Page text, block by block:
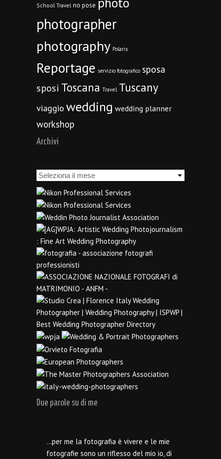
School Travel no pose
photographer
photography Polaris
Reportage servizio fotografico sposa
sposi Toscana Travel Tuscany
viaggio wedding wedding planner
workshop
Archivi
Archivi
Due parole su di me
…per me la fotografia è vivere e le mie
fotografie sono un riflesso del mio io, di